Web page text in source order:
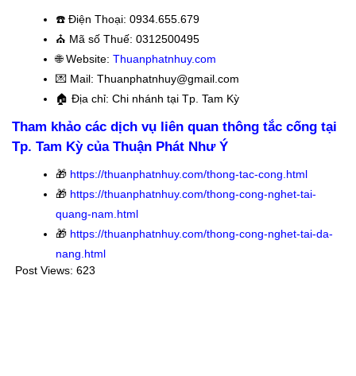
☎️ Điện Thoại: 0934.655.679
⛪️ Mã số Thuế: 0312500495
🌐 Website: Thuanphatnhuy.com
💌 Mail: Thuanphatnhuy@gmail.com
🏠 Địa chỉ: Chi nhánh tại Tp. Tam Kỳ
Tham khảo các dịch vụ liên quan thông tắc cống tại
Tp. Tam Kỳ của Thuận Phát Như Ý
🎁 https://thuanphatnhuy.com/thong-tac-cong.html
🎁 https://thuanphatnhuy.com/thong-cong-nghet-tai-
quang-nam.html
🎁 https://thuanphatnhuy.com/thong-cong-nghet-tai-da-
nang.html
Post Views: 623